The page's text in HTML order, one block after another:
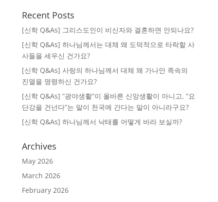
Recent Posts
[신학 Q&As] 그리스도인이 비신자와 결혼하면 안되나요?
[신학 Q&As] 하나님께서는 대체 왜 도덕적으로 타락할 사
사들을 세우신 건가요?
[신학 Q&As] 사랑의 하나님께서 대체 왜 가나안 족속의
진멸을 명령하신 건가요?
[신학 Q&As] “광야생활”이 올바른 신앙생활이 아니고, “요
단강을 건넌다”는 말이 천국에 간다는 말이 아니라구요?
[신학 Q&As] 하나님께서 낙태를 어떻게 바라 보실까?
Archives
May 2026
March 2026
February 2026